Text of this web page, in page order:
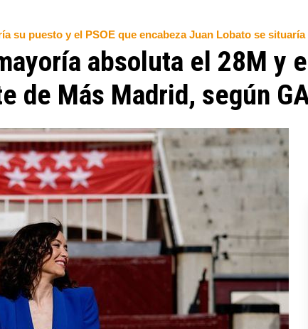
su puesto y el PSOE que encabeza Juan Lobato se
absoluta el 28M y
de Más Madrid, según